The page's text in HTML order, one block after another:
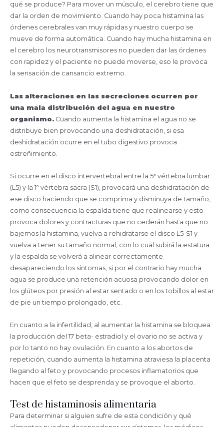
qué se produce? Para mover un músculo, el cerebro tiene que
dar la orden de movimiento. Cuando hay poca histamina las
órdenes cerebrales van muy rápidas y nuestro cuerpo se
mueve de forma automática. Cuando hay mucha histamina en
el cerebro los neurotransmisores no pueden dar las órdenes
con rapidez y el paciente no puede moverse, eso le provoca
la sensación de cansancio extremo.
Las alteraciones en las secreciones ocurren por
una mala distribución del agua en nuestro
organismo. Cuando aumenta la histamina el agua no se
distribuye bien provocando una deshidratación, si esa
deshidratación ocurre en el tubo digestivo provoca
estreñimiento.
Si ocurre en el disco intervertebral entre la 5ª vértebra lumbar
(L5) y la 1ª vértebra sacra (S1), provocará una deshidratación de
ese disco haciendo que se comprima y disminuya de tamaño,
como consecuencia la espalda tiene que realinearse y esto
provoca dolores y contracturas que no cederán hasta que no
bajemos la histamina, vuelva a rehidratarse el disco L5-S1 y
vuelva a tener su tamaño normal, con lo cual subirá la estatura
y la espalda se volverá a alinear correctamente
desapareciendo los síntomas, si por el contrario hay mucha
agua se produce una retención acuosa provocando dolor en
los glúteos por presión al estar sentado o en los tobillos al estar
de pie un tiempo prolongado, etc.
En cuanto a la infertilidad, al aumentar la histamina se bloquea
la producción del 17 beta- estradiol y el ovario no se activa y
por lo tanto no hay ovulación. En cuanto a los abortos de
repetición, cuando aumenta la histamina atraviesa la placenta
llegando al feto y provocando procesos inflamatorios que
hacen que el feto se desprenda y se provoque el aborto.
Test de histaminosis alimentaria
Para determinar si alguien sufre de esta condición y qué